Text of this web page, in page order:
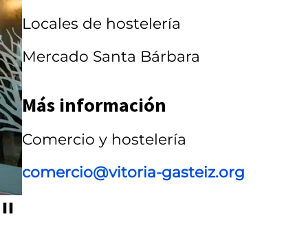
s
e
l
Locales de hostelería
Mercado Santa Bárbara
Más información
Comercio y hostelería
comercio@vitoria-gasteiz.org